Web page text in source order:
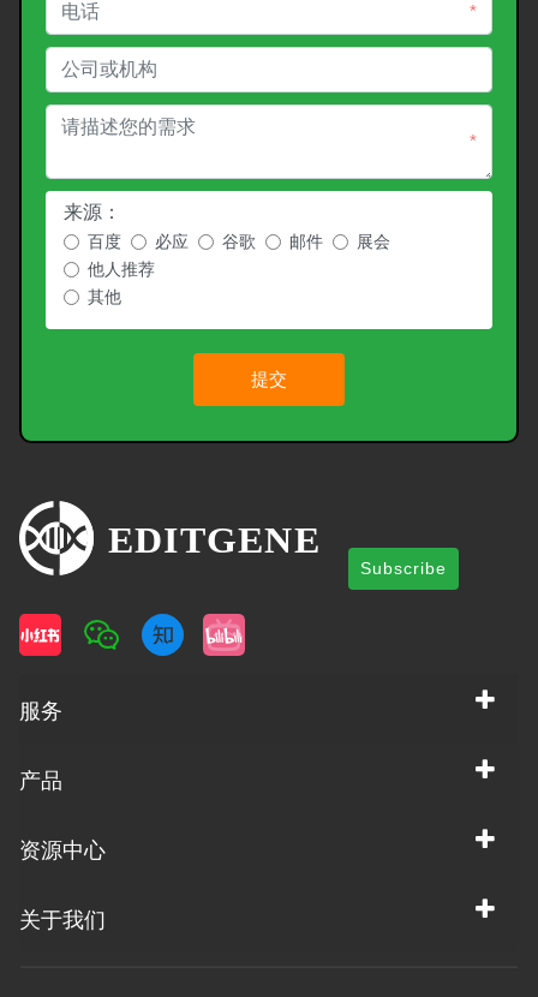
*
*
来源：
百度 必应 谷歌 邮件
展会
他人推荐
其他
提交
Subscribe
服务
产品
资源中心
关于我们